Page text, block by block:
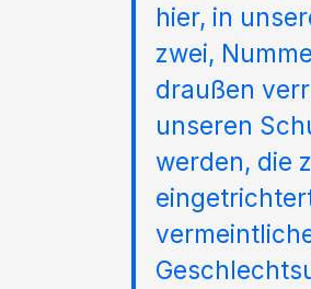
hier, in
zwei,
draußen
unseren
werden, die